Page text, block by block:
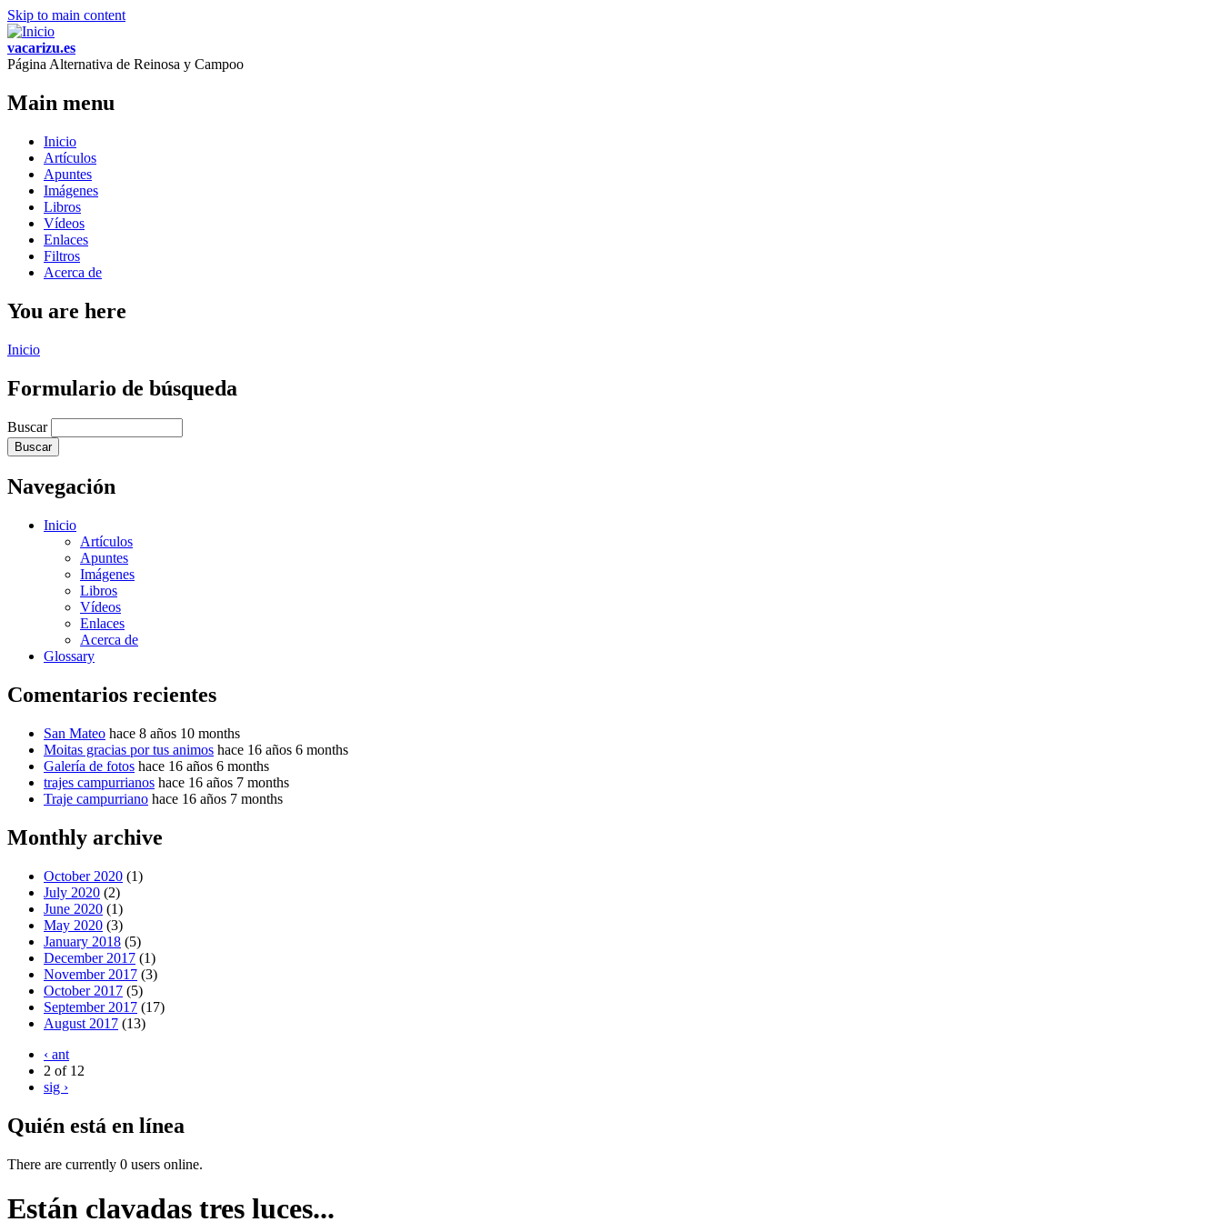
Skip to main content
vacarizu.es
Página Alternativa de Reinosa y Campoo
Main menu
Inicio
Artículos
Apuntes
Imágenes
Libros
Vídeos
Enlaces
Filtros
Acerca de
You are here
Inicio
Formulario de búsqueda
Buscar
Navegación
Inicio
Artículos
Apuntes
Imágenes
Libros
Vídeos
Enlaces
Acerca de
Glossary
Comentarios recientes
San Mateo hace 8 años 10 months
Moitas gracias por tus animos hace 16 años 6 months
Galería de fotos hace 16 años 6 months
trajes campurrianos hace 16 años 7 months
Traje campurriano hace 16 años 7 months
Monthly archive
October 2020 (1)
July 2020 (2)
June 2020 (1)
May 2020 (3)
January 2018 (5)
December 2017 (1)
November 2017 (3)
October 2017 (5)
September 2017 (17)
August 2017 (13)
‹ ant
2 of 12
sig ›
Quién está en línea
There are currently 0 users online.
Están clavadas tres luces...